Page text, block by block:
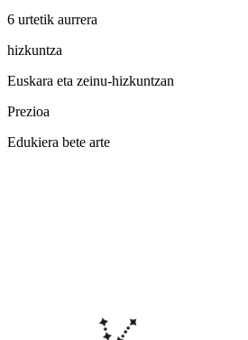
6 urtetik aurrera
hizkuntza
Euskara eta zeinu-hizkuntzan
Prezioa
Edukiera bete arte